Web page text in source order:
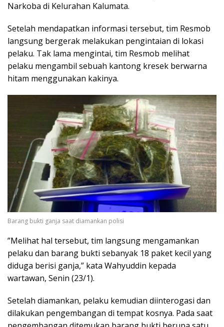
Narkoba di Kelurahan Kalumata.
Setelah mendapatkan informasi tersebut, tim Resmob
langsung bergerak melakukan pengintaian di lokasi
pelaku. Tak lama mengintai, tim Resmob melihat
pelaku mengambil sebuah kantong kresek berwarna
hitam menggunakan kakinya.
Barang bukti ganja saat diamankan polisi
”Melihat hal tersebut, tim langsung mengamankan
pelaku dan barang bukti sebanyak 18 paket kecil yang
diduga berisi ganja,” kata Wahyuddin kepada
wartawan, Senin (23/1).
Setelah diamankan, pelaku kemudian diinterogasi dan
dilakukan pengembangan di tempat kosnya. Pada saat